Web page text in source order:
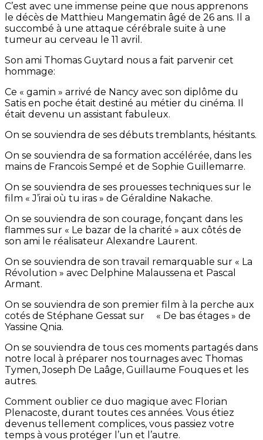
C’est avec une immense peine que nous apprenons
le décès de Matthieu Mangematin âgé de 26 ans. Il a
succombé à une attaque cérébrale suite à une
tumeur au cerveau le 11 avril.
Son ami Thomas Guytard nous a fait parvenir cet
hommage:
Ce « gamin » arrivé de Nancy avec son diplôme du
Satis en poche était destiné au métier du cinéma. Il
était devenu un assistant fabuleux.
On se souviendra de ses débuts tremblants, hésitants.
On se souviendra de sa formation accélérée, dans les
mains de Francois Sempé et de Sophie Guillemarre.
On se souviendra de ses prouesses techniques sur le
film « J’irai où tu iras » de Géraldine Nakache.
On se souviendra de son courage, fonçant dans les
flammes sur « Le bazar de la charité » aux côtés de
son ami le réalisateur Alexandre Laurent.
On se souviendra de son travail remarquable sur « La
Révolution » avec Delphine Malaussena et Pascal
Armant.
On se souviendra de son premier film à la perche aux
cotés de Stéphane Gessat sur « De bas étages » de
Yassine Qnia.
On se souviendra de tous ces moments partagés dans
notre local à préparer nos tournages avec Thomas
Tymen, Joseph De Laâge, Guillaume Fouques et les
autres.
Comment oublier ce duo magique avec Florian
Plenacoste, durant toutes ces années. Vous étiez
devenus tellement complices, vous passiez votre
temps à vous protéger l’un et l’autre.